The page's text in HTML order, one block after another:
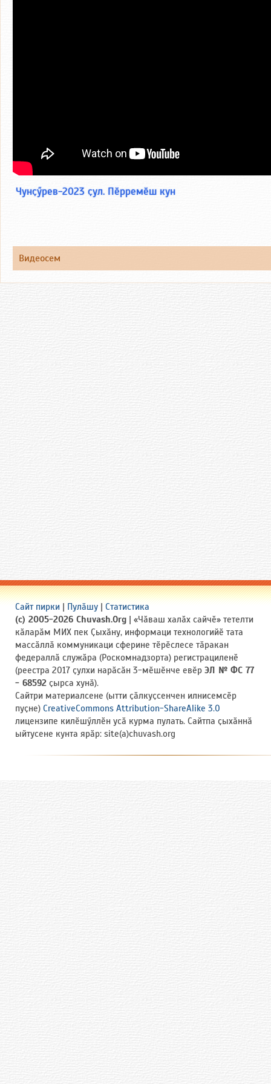
Чунҫӳрев-2023 ҫул. Пӗрремӗш кун
Видеосем
Сайт пирки | Пулӑшу | Статистика
(c) 2005-2026 Chuvash.Org | «Чӑваш халӑх сайчӗ» тетелти
кӑларӑм МИХ пек Ҫыхӑну, информаци технологийӗ тата
массӑллӑ коммуникаци сферине тӗрӗслесе тӑракан
федераллӑ служӑра (Роскомнадзорта) регистрациленӗ
(реестра 2017 ҫулхи нарӑсӑн 3-мӗшӗнче евӗр ЭЛ № ФС 77
- 68592 ҫырса хунӑ).
Сайтри материалсене (ытти ҫӑлкуҫсенчен илнисемсӗр
пуҫне) CreativeCommons Attribution-ShareAlike 3.0
лицензипе килӗшӳллӗн усӑ курма пулать. Сайтпа ҫыхӑннӑ
ыйтусене кунта ярӑр: site(a)chuvash.org